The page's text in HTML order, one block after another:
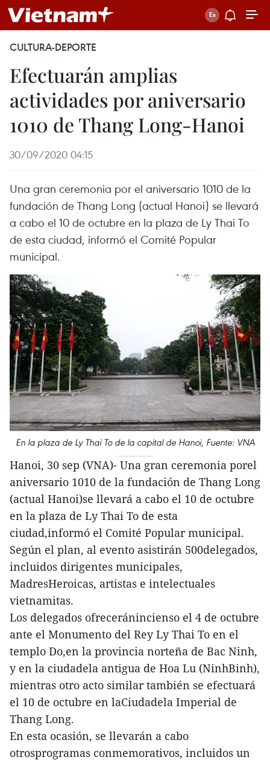
CULTURA-DEPORTE
Efectuarán amplias
actividades por aniversario
1010 de Thang Long-Hanoi
30/09/2020 04:15
Una gran ceremonia por el aniversario 1010 de la
fundación de Thang Long (actual Hanoi) se llevará
a cabo el 10 de octubre en la plaza de Ly Thai To
de esta ciudad, informó el Comité Popular
municipal.
En la plaza de Ly Thai To de la capital de Hanoi, Fuente: VNA
Hanoi, 30 sep (VNA)- Una gran ceremonia porel
aniversario 1010 de la fundación de Thang Long
(actual Hanoi)se llevará a cabo el 10 de octubre
en la plaza de Ly Thai To de esta
ciudad,informó el Comité Popular municipal.
Según el plan, al evento asistirán 500delegados,
incluidos dirigentes municipales,
MadresHeroicas, artistas e intelectuales
vietnamitas.
Los delegados ofreceránincienso el 4 de octubre
ante el Monumento del Rey Ly Thai To en el
templo Do,en la provincia norteña de Bac Ninh,
y en la ciudadela antigua de Hoa Lu (NinhBinh),
mientras otro acto similar también se efectuará
el 10 de octubre en laCiudadela Imperial de
Thang Long.
En esta ocasión, se llevarán a cabo
otrosprogramas conmemorativos, incluidos un